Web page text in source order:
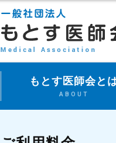
もとす医師会と
ABOUT